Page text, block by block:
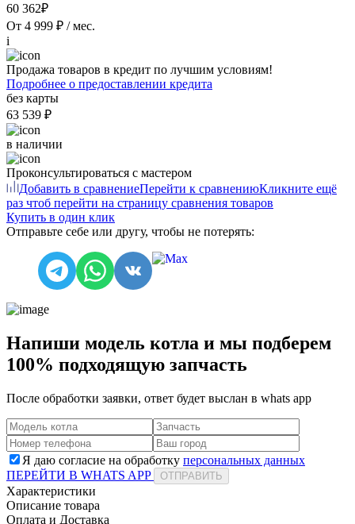
60 362₽
От 4 999 ₽ / мес.
i
Продажа товаров в кредит по лучшим условиям!
Подробнее о предоставлении кредита
без карты
63 539 ₽
в наличии
Проконсультироваться с мастером
Добавить в сравнениеПерейти к сравнениюКликните ещё
раз чтоб перейти на страницу сравнения товаров
Купить в один клик
Отправьте себе или другу, чтобы не потерять:
Напиши модель котла и мы подберем
100% подходящую запчасть
После обработки заявки, ответ будет выслан в whats app
Я даю согласие на обработку персональных данных
ПЕРЕЙТИ В WHATS APP
ОТПРАВИТЬ
Характеристики
Описание товара
Оплата и Доставка